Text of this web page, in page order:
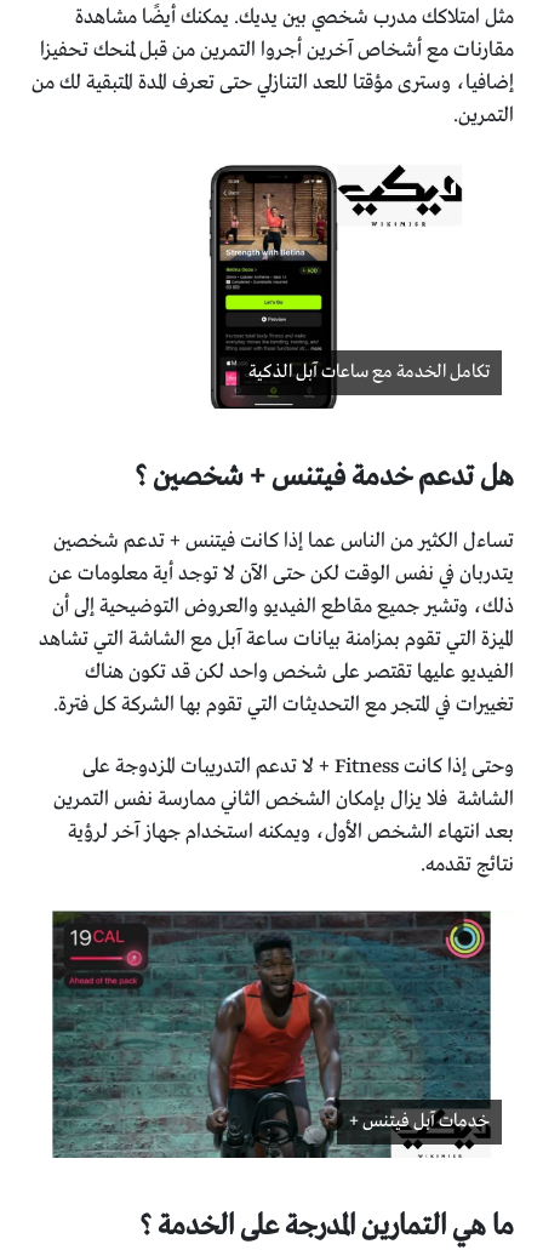
مثل امتلاكك مدرب شخصي بين يديك. يمكنك أيضًا مشاهدة
مقارنات مع أشخاص آخرين أجروا التمرين من قبل لمنحك تحفيزا
إضافيا، وسترى مؤقتا للعد التنازلي حتى تعرف المدة المتبقية لك من
التمرين.
تكامل الخدمة مع ساعات آبل الذكية
هل تدعم خدمة فيتنس + شخصين ؟
تساءل الكثير من الناس عما إذا كانت فيتنس + تدعم شخصين
يتدربان في نفس الوقت لكن حتى الآن لا توجد أية معلومات عن
ذلك، وتشير جميع مقاطع الفيديو والعروض التوضيحية إلى أن
الميزة التي تقوم بمزامنة بيانات ساعة آبل مع الشاشة التي تشاهد
الفيديو عليها تقتصر على شخص واحد لكن قد تكون هناك
تغييرات في المتجر مع التحديثات التي تقوم بها الشركة كل فترة.
وحتى إذا كانت Fitness + لا تدعم التدريبات المزدوجة على
الشاشة فلا يزال بإمكان الشخص الثاني ممارسة نفس التمرين
بعد انتهاء الشخص الأول، ويمكنه استخدام جهاز آخر لرؤية
نتائج تقدمه.
خدمات آبل فيتنس +
ما هي التمارين المدرجة على الخدمة ؟